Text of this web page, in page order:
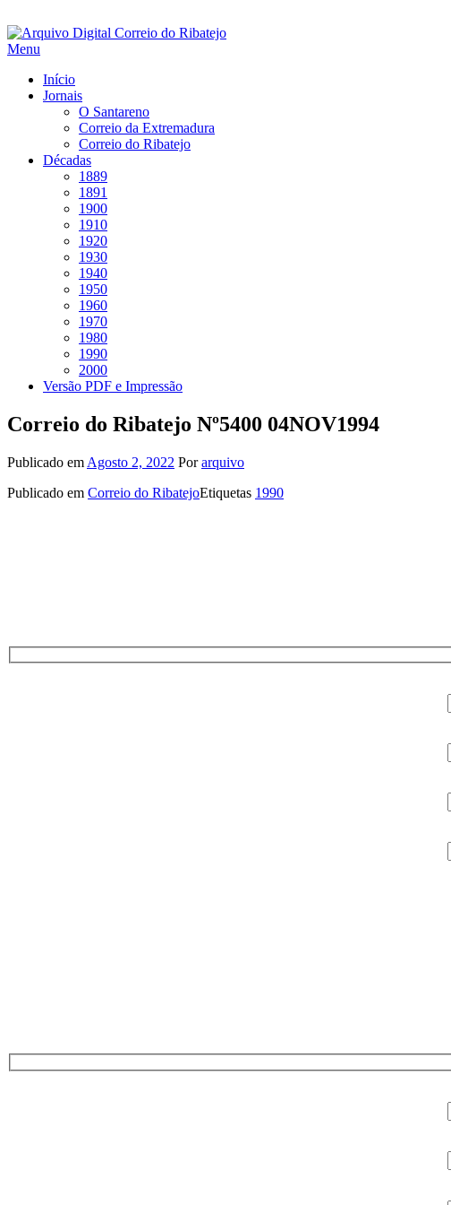
Saltar
para
Menu
Início
Jornais
O Santareno
Correio da Extremadura
Correio do Ribatejo
Décadas
1889
1891
1900
1910
1920
1930
1940
1950
1960
1970
1980
1990
2000
Versão PDF e Impressão
Correio do Ribatejo Nº5400 04NOV1994
Publicado em Agosto 2, 2022 Porarquivo
Publicado em Correio do RibatejoEtiquetas 1990